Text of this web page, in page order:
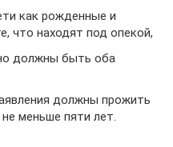
как рожденные и
что находят под опекой,
должны быть оба
должны прожить
меньше пяти лет.